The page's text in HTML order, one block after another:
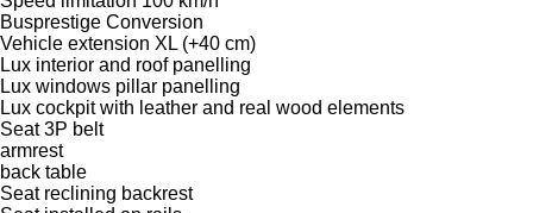
Busprestige Conversion
Vehicle extension XL (+40 cm)
Lux interior and roof panelling
Lux windows pillar panelling
Lux cockpit with leather and real wood elements
Seat 3P belt
armrest
back table
Seat reclining backrest